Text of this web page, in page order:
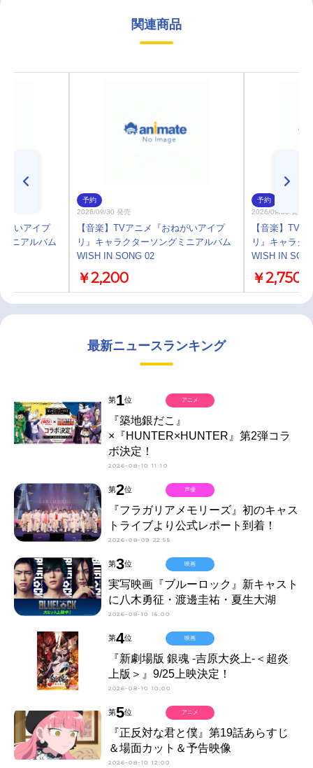
関連商品
がいアイプ
ニアルバム
予約
2026/09/30 発売
【音楽】TVアニメ『おねがいアイプ
リ』キャラクターソングミニアルバム
WISH IN SONG 02
￥2,200
予約
2026/09/30 発売
【音楽】TV
リ』キャラク
WISH IN
￥2,750
最新ニュースランキング
第1位
『築地銀だこ』
×『HUNTER×HUNTER』第2弾コラ
ボ決定！
2026-08-10 11:10
アニメ
第2位
『フラガリアメモリーズ』初のキャス
トライブより公式レポート到着！
2026-08-09 22:55
声優
第3位
実写映画『ブルーロック』新キャスト
に八木勇征・渡邊圭祐・夏生大湖
2026-08-10 15:00
映画
第4位
『新劇場版 銀魂 -吉原大炎上-＜超炎
上版＞』9/25上映決定！
2026-08-10 10:00
映画
第5位
『正反対な君と僕』第19話あらすじ
＆場面カット＆予告映像
2026-08-10 12:00
アニメ